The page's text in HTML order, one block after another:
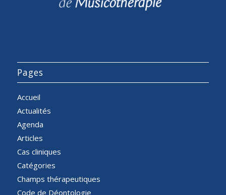
Pages
Accueil
Actualités
Agenda
Articles
Cas cliniques
Catégories
Champs thérapeutiques
Code de Déontologie